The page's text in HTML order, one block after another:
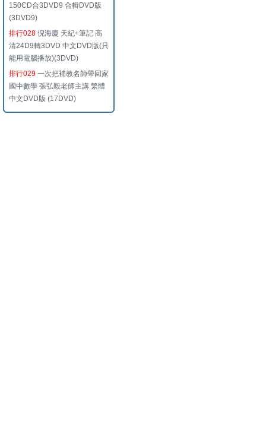
150CD合3DVD9 合輯DVD版
(3DVD9)
排行028 倪海廈 天紀+筆記 高
清24D9轉3DVD 中文DVD版(只
能用電腦播放)(3DVD)
排行029 一次把補教名師帶回家
國中數學 張弘毅老師主講 繁體
中文DVD版 (17DVD)